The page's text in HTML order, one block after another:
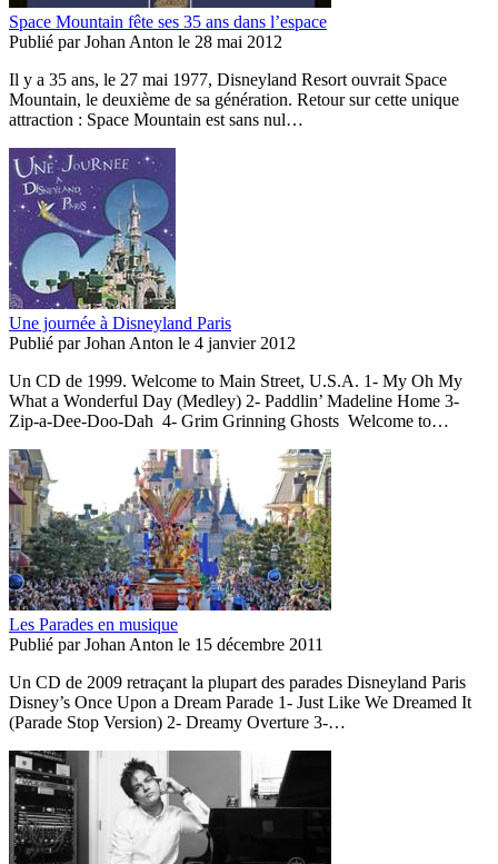
Space Mountain fête ses 35 ans dans l’espace
Publié parJohan Anton le 28 mai 2012
Il y a 35 ans, le 27 mai 1977, Disneyland Resort ouvrait Space
Mountain, le deuxième de sa génération. Retour sur cette unique
attraction : Space Mountain est sans nul…
Une journée à Disneyland Paris
Publié parJohan Anton le 4 janvier 2012
Un CD de 1999. Welcome to Main Street, U.S.A. 1- My Oh My
What a Wonderful Day (Medley) 2- Paddlin’ Madeline Home 3-
Zip-a-Dee-Doo-Dah 4- Grim Grinning Ghosts Welcome to…
Les Parades en musique
Publié parJohan Anton le 15 décembre 2011
Un CD de 2009 retraçant la plupart des parades Disneyland Paris
Disney’s Once Upon a Dream Parade 1- Just Like We Dreamed It
(Parade Stop Version) 2- Dreamy Overture 3-…